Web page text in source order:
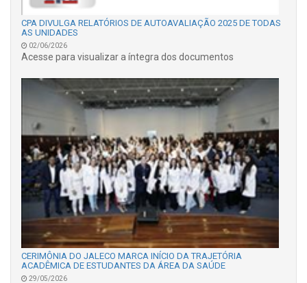
CPA DIVULGA RELATÓRIOS DE AUTOAVALIAÇÃO 2025 DE TODAS
AS UNIDADES
02/06/2026
Acesse para visualizar a íntegra dos documentos
CERIMÔNIA DO JALECO MARCA INÍCIO DA TRAJETÓRIA
ACADÊMICA DE ESTUDANTES DA ÁREA DA SAÚDE
29/05/2026